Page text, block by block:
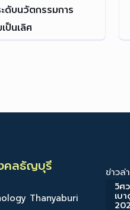
ดับนวัตกรรมการ
ป็นเลิศ
คลธัญบุรี
Thanyaburi
ข่าวล่
วิศ
เบ